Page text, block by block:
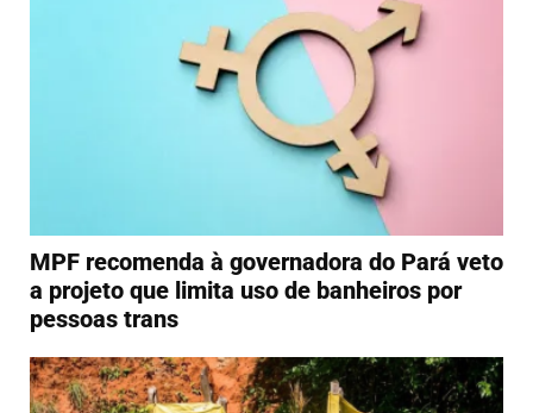
MPF recomenda à governadora do Pará veto
a projeto que limita uso de banheiros por
pessoas trans